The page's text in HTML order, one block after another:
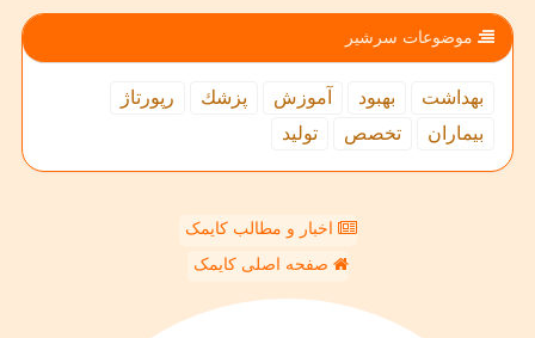
موضوعات سرشیر
بهداشت بهبود آموزش پزشك
رپورتاژ
بیماران
تخصص تولید
اخبار و مطالب کایمک
صفحه اصلی کایمک